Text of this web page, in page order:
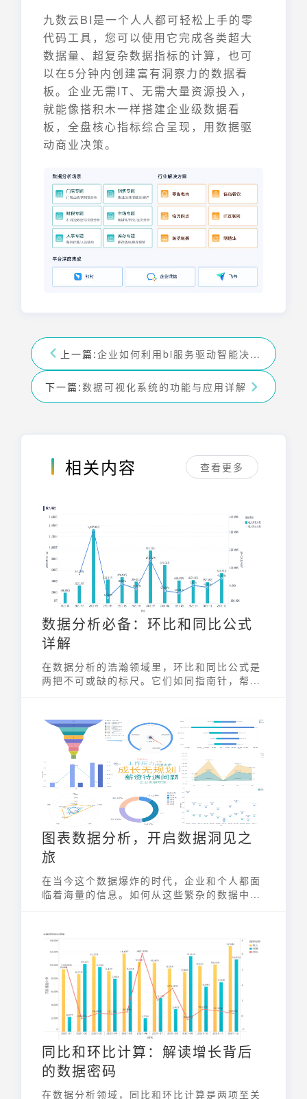
九数云BI是一个人人都可轻松上手的零
代码工具，您可以使用它完成各类超大
数据量、超复杂数据指标的计算，也可
以在5分钟内创建富有洞察力的数据看
板。企业无需IT、无需大量资源投入，
就能像搭积木一样搭建企业级数据看
板，全盘核心指标综合呈现，用数据驱
动商业决策。
上一篇: 企业如何利用bi服务驱动智能决策？
下一篇:数据可视化系统的功能与应用详解
相关内容 查看更多
数据分析必备：环比和同比公式
详解
在数据分析的浩瀚领域里，环比和同比公式是
两把不可或缺的标尺。它们如同指南针，帮助
析师更准确地评估企业运营状况，为决策提供
强有力的支持。本文将深入浅出地剖析环比和
同比公式，助你轻松驾驭数据分析。
图表数据分析，开启数据洞见之
旅
在当今这个数据爆炸的时代，企业和个人都面
临着海量的信息。如何从这些繁杂的数据中提
具，它能将复杂的数据转化为直观、易懂的图
表，帮助人们快速把握数据背后的规律和趋
势，从而做出更明智的决策。
同比和环比计算：解读增长背后
的数据密码
在数据分析领域，同比和环比计算是两项至关